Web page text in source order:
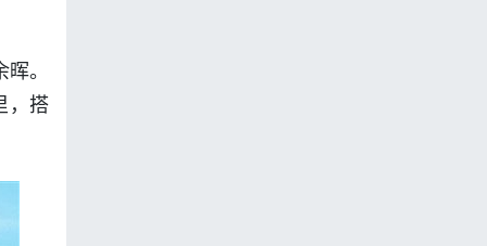
。
，搭